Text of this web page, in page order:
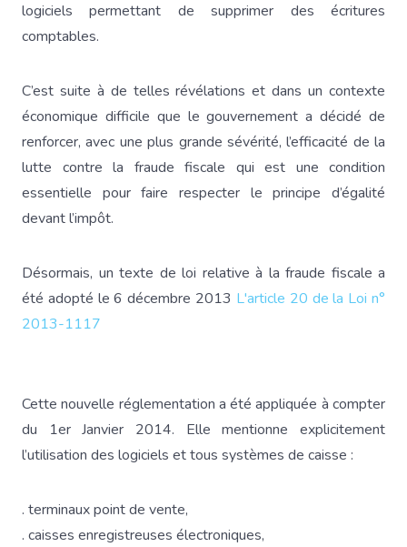
logiciels permettant de supprimer des écritures
comptables.
C’est suite à de telles révélations et dans un contexte
économique difficile que le gouvernement a décidé de
renforcer, avec une plus grande sévérité, l’efficacité de la
lutte contre la fraude fiscale qui est une condition
essentielle pour faire respecter le principe d’égalité
devant l’impôt.
Désormais, un texte de loi relative à la fraude fiscale a
été adopté le 6 décembre 2013 L'article 20 de la Loi n°
2013-1117
Cette nouvelle réglementation a été appliquée à compter
du 1er Janvier 2014. Elle mentionne explicitement
l’utilisation des logiciels et tous systèmes de caisse :
. terminaux point de vente,
. caisses enregistreuses électroniques,